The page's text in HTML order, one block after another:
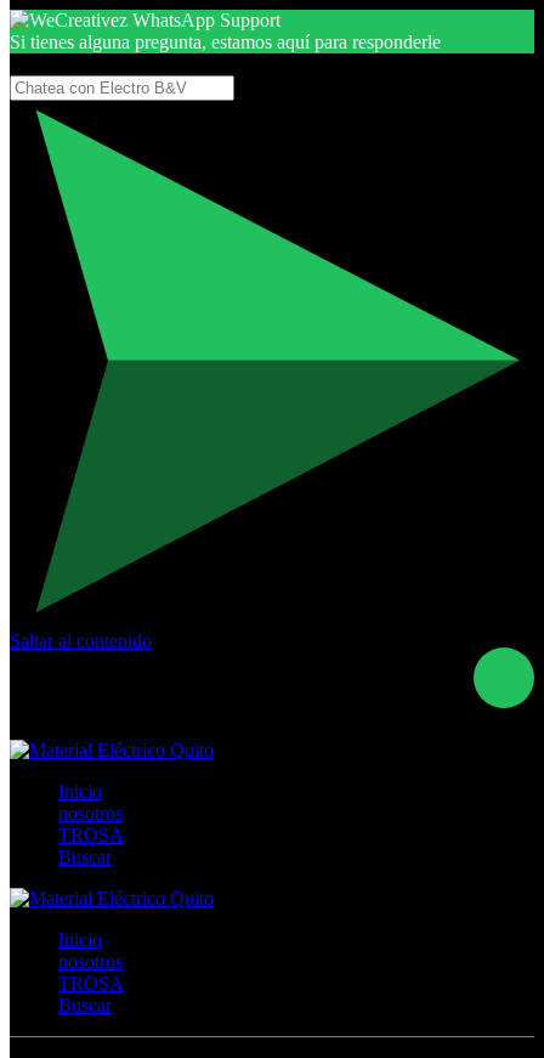
Si tienes alguna pregunta, estamos aquí para responderle
Saltar al contenido
Inicio
nosotros
TROSA
Buscar
Inicio
nosotros
TROSA
Buscar